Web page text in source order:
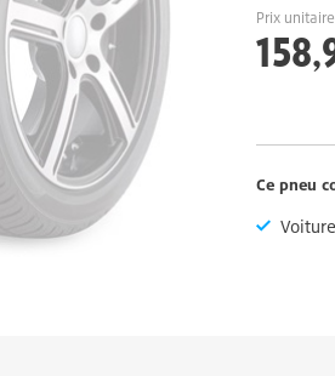
Prix
Ce pneu
Voiture